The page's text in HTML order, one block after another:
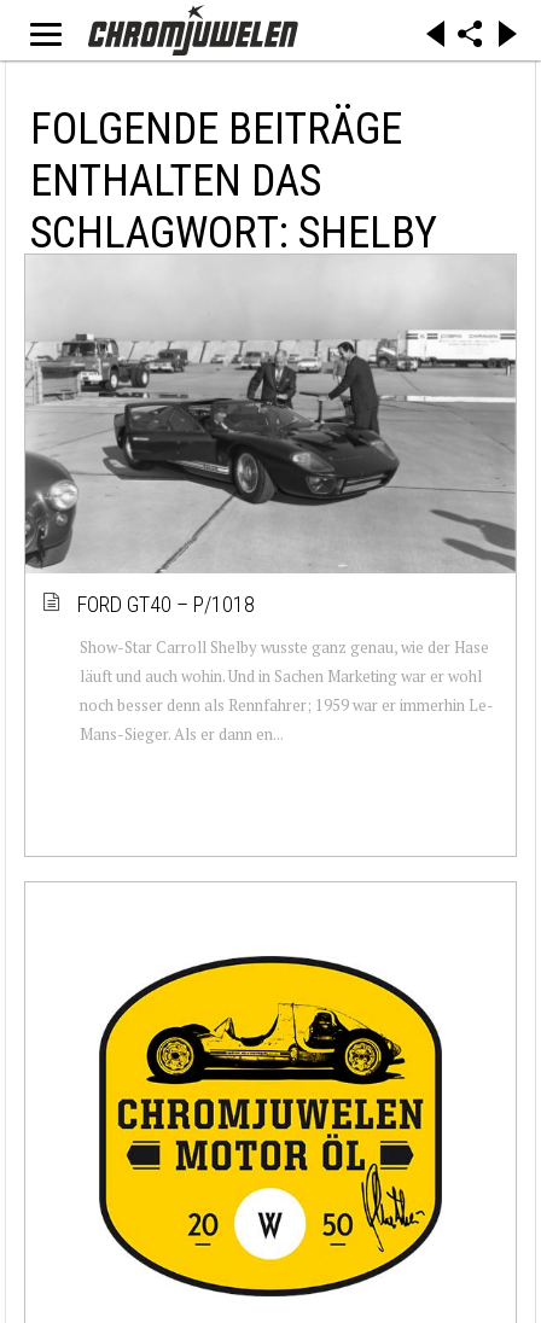
FOLGENDE BEITRÄGE
ENTHALTEN DAS
SCHLAGWORT: SHELBY
FORD GT40 – P/1018
Show-Star Carroll Shelby wusste ganz genau, wie der Hase
läuft und auch wohin. Und in Sachen Marketing war er wohl
noch besser denn als Rennfahrer; 1959 war er immerhin Le-
Mans-Sieger. Als er dann en...